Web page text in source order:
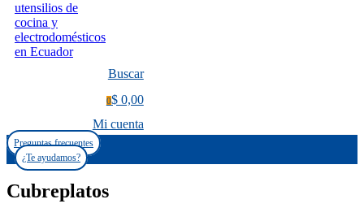
Buscar
0$ 0,00
Mi cuenta
Preguntas frecuentes
¿Te ayudamos?
Cubreplatos